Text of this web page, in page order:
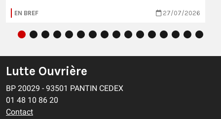
EN BREF 27/07/2026
Lutte Ouvrière
BP 20029 - 93501 PANTIN CEDEX
01 48 10 86 20
Contact